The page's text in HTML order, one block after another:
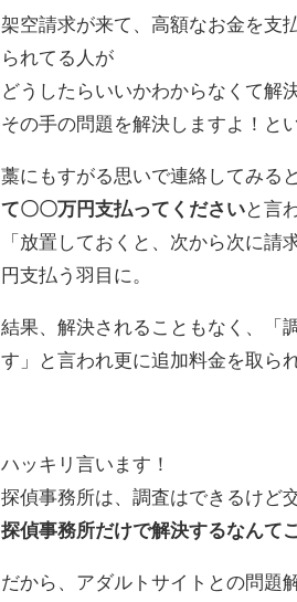
架空請求が来て、高額なお金を支
られてる人が
どうしたらいいかわからなくて解
その手の問題を解決しますよ！と
藁にもすがる思いで連絡してみる
て〇〇万円支払ってくださいと言
「放置しておくと、次から次に
円支払う羽目に。
結果、解決されることもなく、「
す」と言われ更に追加料金を取られ
ハッキリ言います！
探偵事務所は、調査はできるけど
探偵事務所だけで解決するなんて
だから、アダルトサイトとの問題